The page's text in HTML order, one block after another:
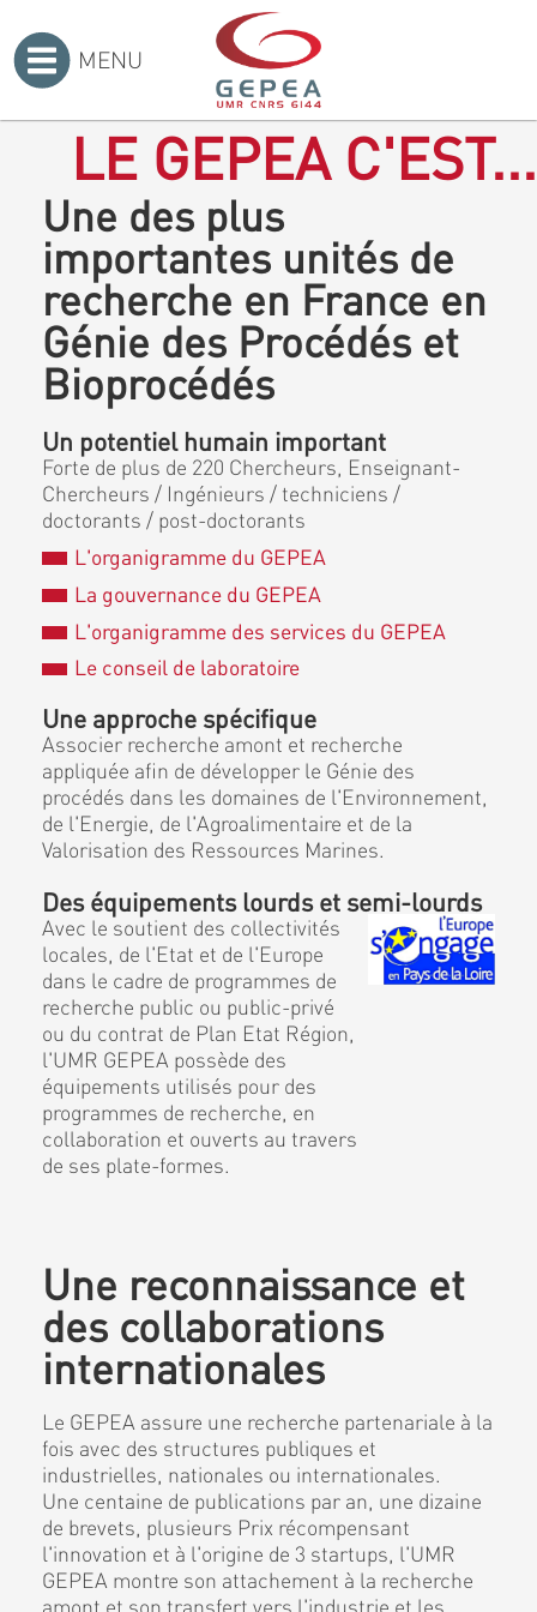
MENU
LE GEPEA C'EST...
Une des plus
importantes unités de
recherche en France en
Génie des Procédés et
Bioprocédés
Un potentiel humain important
Forte de plus de 220 Chercheurs, Enseignant-
Chercheurs / Ingénieurs / techniciens /
doctorants / post-doctorants
L'organigramme du GEPEA
La gouvernance du GEPEA
L'organigramme des services du GEPEA
Le conseil de laboratoire
Une approche spécifique
Associer recherche amont et recherche
appliquée afin de développer le Génie des
procédés dans les domaines de l'Environnement,
de l'Energie, de l'Agroalimentaire et de la
Valorisation des Ressources Marines.
Des équipements lourds et semi-lourds
Avec le soutient des collectivités
locales, de l'Etat et de l'Europe
dans le cadre de programmes de
recherche public ou public-privé
ou du contrat de Plan Etat Région,
l'UMR GEPEA possède des
équipements utilisés pour des
programmes de recherche, en
collaboration et ouverts au travers
de ses plate-formes.
Une reconnaissance et
des collaborations
internationales
Le GEPEA assure une recherche partenariale à la
fois avec des structures publiques et
industrielles, nationales ou internationales.
Une centaine de publications par an, une dizaine
de brevets, plusieurs Prix récompensant
l'innovation et à l'origine de 3 startups, l'UMR
GEPEA montre son attachement à la recherche
amont et son transfert vers l'industrie et les